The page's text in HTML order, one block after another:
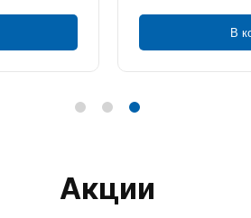
В
Акции